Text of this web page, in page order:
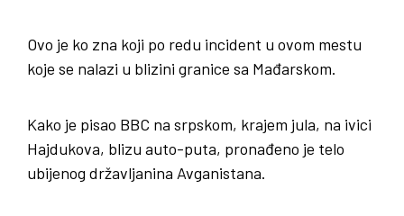
Ovo je ko zna koji po redu incident u ovom mestu
koje se nalazi u blizini granice sa Mađarskom.
Kako je pisao BBC na srpskom, krajem jula, na ivici
Hajdukova, blizu auto-puta, pronađeno je telo
ubijenog državljanina Avganistana.